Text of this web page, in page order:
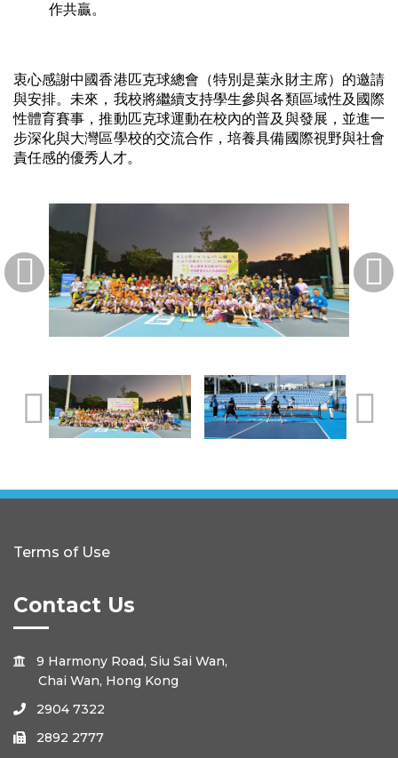
作共贏。
衷心感謝中國香港匹克球總會（特別是葉永財主席）的邀請
與安排。未來，我校將繼續支持學生參與各類區域性及國際
性體育賽事，推動匹克球運動在校內的普及與發展，並進一
步深化與大灣區學校的交流合作，培養具備國際視野與社會
責任感的優秀人才。
Terms of Use
Contact Us

9 Harmony Road, Siu Sai Wan,
Chai Wan, Hong Kong
 2904 7322
 2892 2777